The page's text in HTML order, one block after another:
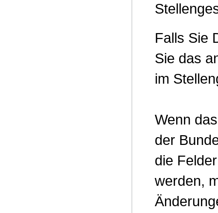
Falls Sie
Sie das
im
Wenn
der
die
werden,